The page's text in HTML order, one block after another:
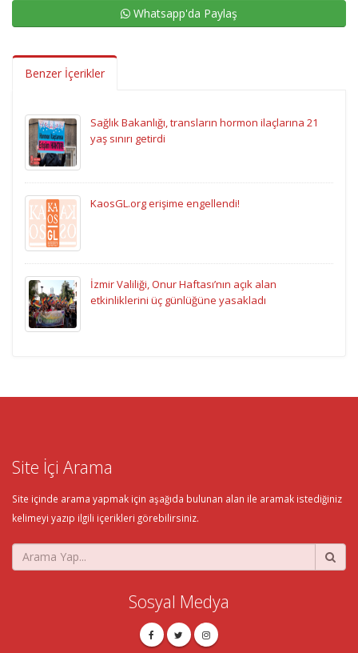
Whatsapp'da Paylaş
Benzer İçerikler
Sağlık Bakanlığı, transların hormon ilaçlarına 21
yaş sınırı getirdi
KaosGL.org erişime engellendi!
İzmir Valiliği, Onur Haftası’nın açık alan
etkinliklerini üç günlüğüne yasakladı
Site İçi Arama
Site içinde arama yapmak için aşağıda bulunan alan ile aramak istediğiniz
kelimeyi yazıp ilgili içerikleri görebilirsiniz.
Sosyal Medya